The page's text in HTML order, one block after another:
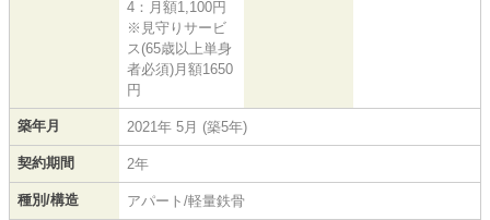
4：月額1,100円
※見守りサービ
ス(65歳以上単身
者必須)月額1650
円
築年月 2021年 5月 (築5年)
契約期間 2年
種別/構造 アパート/軽量鉄骨